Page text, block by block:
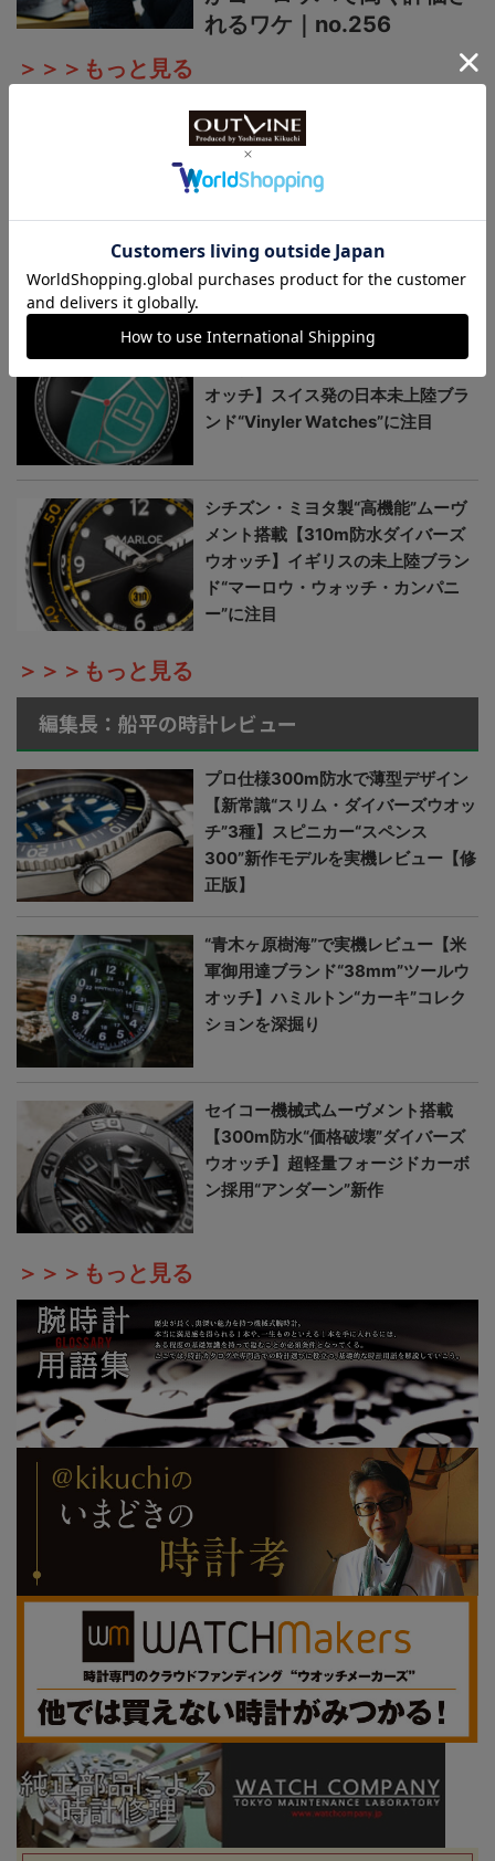
れるワケ｜no.256
＞＞＞もっと見る
日本未上陸ブランド
まるで夜空、パープルの多層文字盤
鋭“Metrical Watch（メトリカル・
ウォッチ）”に注目
まるで本物のレコードプレーヤー
オッチ】スイス発の日本未上陸ブラ
ンド“Vinyler Watches”に注目
シチズン・ミヨタ製“高機能”ムーヴ
メント搭載【310m防水ダイバーズ
ウオッチ】イギリスの未上陸ブラン
ド“マーロウ・ウォッチ・カンパニ
ー”に注目
＞＞＞もっと見る
編集長：船平の時計レビュー
プロ仕様300m防水で薄型デザイン
【新常識“スリム・ダイバーズウオッ
チ”3種】スピニカー“スペンス
300”新作モデルを実機レビュー【修
正版】
“青木ヶ原樹海”で実機レビュー【米
軍御用達ブランド“38mm”ツールウ
オッチ】ハミルトン“カーキ”コレク
ションを深掘り
セイコー機械式ムーヴメント搭載
【300m防水“価格破壊”ダイバーズ
ウオッチ】超軽量フォージドカーボ
ン採用“アンダーン”新作
＞＞＞もっと見る